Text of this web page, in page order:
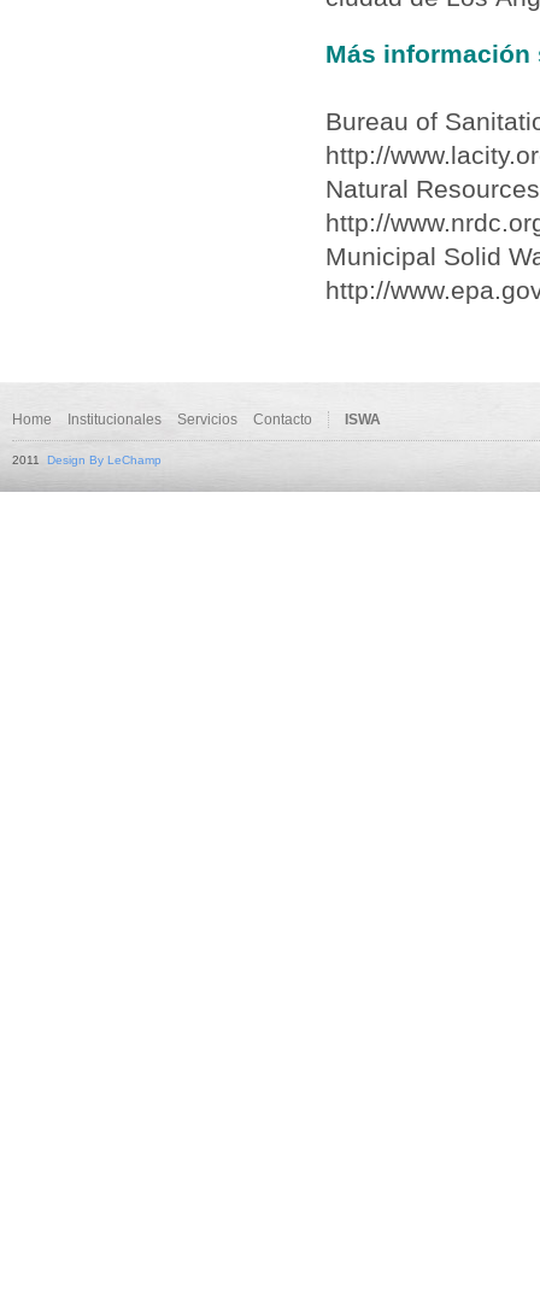
Más
Bureau of
http://
Natural
http://
Municipal Solid
http://
Home Institucionales Servicios Contacto ISWA
2011 Design By LeChamp